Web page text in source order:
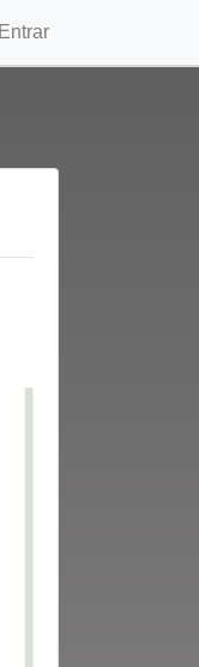
Entrar